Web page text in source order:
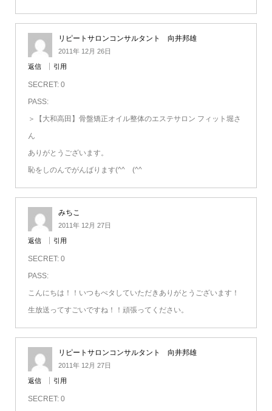
リピートサロンコンサルタント 向井邦雄
2011年 12月 26日
返信 引用
SECRET: 0
PASS:
＞【大和高田】骨盤矯正オイル整体のエステサロン フィット堀さ
ん
ありがとうございます。
恥をしのんでがんばります(^^ゞ(^^ゞ
みちこ
2011年 12月 27日
返信 引用
SECRET: 0
PASS:
こんにちは！！いつもぺタしていただきありがとうございます！
生放送ってすごいですね！！頑張ってください。
リピートサロンコンサルタント 向井邦雄
2011年 12月 27日
返信 引用
SECRET: 0